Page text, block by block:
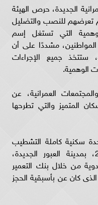
الجديدة، حرص الهيئة
تعرضهم للنصب والتضليل
التي تستغل إسم
مشددًا على أن
ستتخذ جميع الإجراءات
الوهمية.
العمرانية، عن
المتميز والتي تطرحها
أن يضم الطرح 768 وحدة سكنية كاملة التشطيب
بمساحات تتراوح بين 89 و93 م2، بمدينة العبور الجديدة،
من خلال بنك التعمير
كان عن بأسبقية الحجز